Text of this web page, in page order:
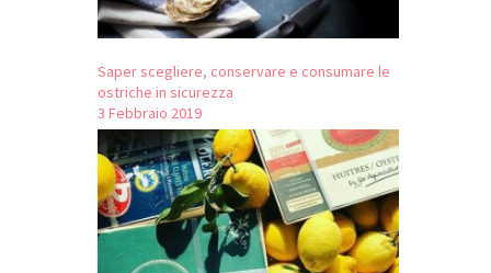
Saper scegliere, conservare e consumare le
ostriche in sicurezza
3 Febbraio 2019